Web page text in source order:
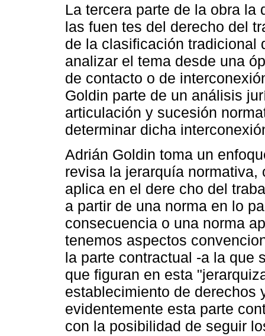
La tercera parte de la obra la
las fuen tes del derecho del
de la clasificación tradicional
analizar el tema desde una
de contacto o de
Goldin parte de un análisis
articulación y sucesión
determinar dicha
Adrián Goldin toma un
revisa la jerarquía
aplica en el dere cho del
a partir de una norma en lo
consecuencia o una norma
tenemos aspectos
la parte contractual -a la que
que figuran en esta
establecimiento de derechos
evidentemente esta parte
con la posibilidad de seguir